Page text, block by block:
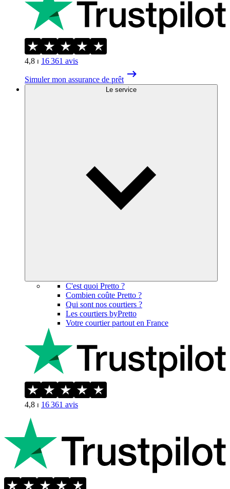
4,8 ⏐ 16 361 avis
Simuler mon assurance de prêt
Le service
C'est quoi Pretto ?
Combien coûte Pretto ?
Qui sont nos courtiers ?
Les courtiers byPretto
Votre courtier partout en France
4,8 ⏐ 16 361 avis